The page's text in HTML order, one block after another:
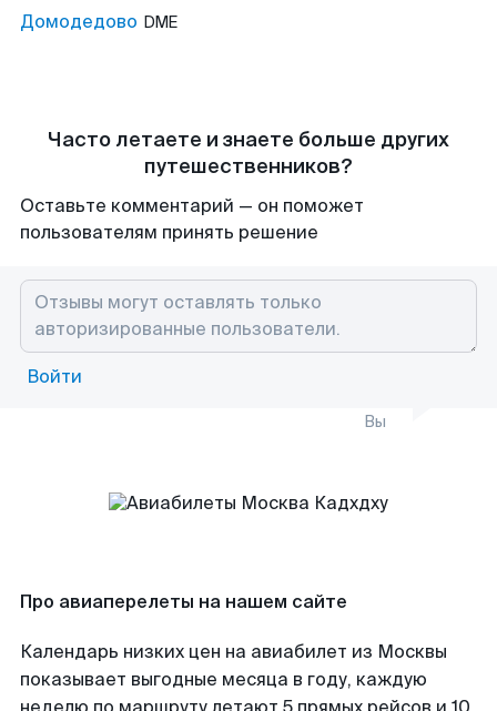
Домодедово DME
Часто летаете и знаете больше других
путешественников?
Оставьте комментарий — он поможет
пользователям принять решение
Войти
Вы
Про авиаперелеты на нашем сайте
Календарь низких цен на авиабилет из Москвы
показывает выгодные месяца в году, каждую